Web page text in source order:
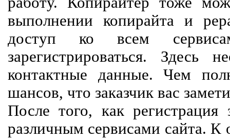
выполнении копирайта и
доступ ко всем
зарегистрироваться. Здесь
контактные данные. Чем
шансов, что заказчик вас
После того, как регистрация
различным сервисами сайта. К